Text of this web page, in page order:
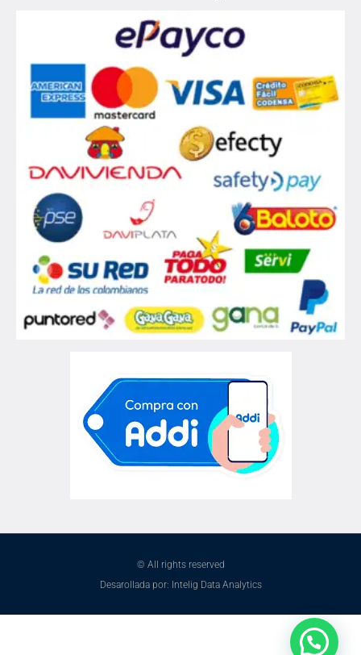
© All rights reserved
Desarollada por: Intelig Data Analytics